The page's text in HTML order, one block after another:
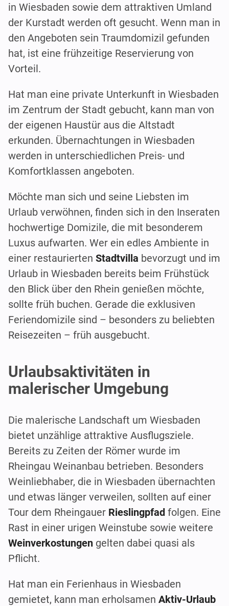
in Wiesbaden sowie dem attraktiven Umland
der Kurstadt werden oft gesucht. Wenn man in
den Angeboten sein Traumdomizil gefunden
hat, ist eine frühzeitige Reservierung von
Vorteil.
Hat man eine private Unterkunft in Wiesbaden
im Zentrum der Stadt gebucht, kann man von
der eigenen Haustür aus die Altstadt
erkunden. Übernachtungen in Wiesbaden
werden in unterschiedlichen Preis- und
Komfortklassen angeboten.
Möchte man sich und seine Liebsten im
Urlaub verwöhnen, finden sich in den Inseraten
hochwertige Domizile, die mit besonderem
Luxus aufwarten. Wer ein edles Ambiente in
einer restaurierten Stadtvilla bevorzugt und im
Urlaub in Wiesbaden bereits beim Frühstück
den Blick über den Rhein genießen möchte,
sollte früh buchen. Gerade die exklusiven
Feriendomizile sind – besonders zu beliebten
Reisezeiten – früh ausgebucht.
Urlaubsaktivitäten in
malerischer Umgebung
Die malerische Landschaft um Wiesbaden
bietet unzählige attraktive Ausflugsziele.
Bereits zu Zeiten der Römer wurde im
Rheingau Weinanbau betrieben. Besonders
Weinliebhaber, die in Wiesbaden übernachten
und etwas länger verweilen, sollten auf einer
Tour dem Rheingauer Rieslingpfad folgen. Eine
Rast in einer urigen Weinstube sowie weitere
Weinverkostungen gelten dabei quasi als
Pflicht.
Hat man ein Ferienhaus in Wiesbaden
gemietet, kann man erholsamen Aktiv-Urlaub